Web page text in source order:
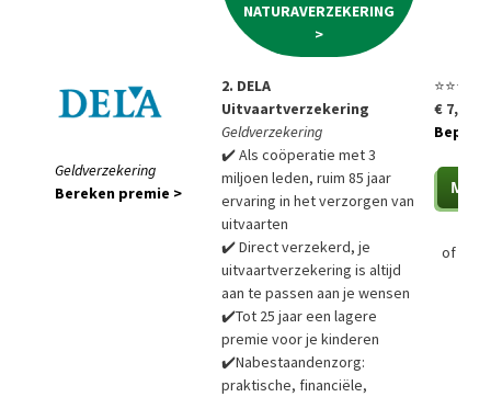
NATURAVERZEKERING
>
Geldverzekering
Bereken premie >
2. DELA
Uitvaartverzekering
Geldverzekering
✔️ Als coöperatie met 3
miljoen leden, ruim 85 jaar
ervaring in het verzorgen van
uitvaarten
✔️ Direct verzekerd, je
uitvaartverzekering is altijd
aan te passen aan je wensen
✔️Tot 25 jaar een lagere
premie voor je kinderen
✔️Nabestaandenzorg:
praktische, financiële,
⭐⭐⭐⭐⭐
€ 7,85
Bepaal
of